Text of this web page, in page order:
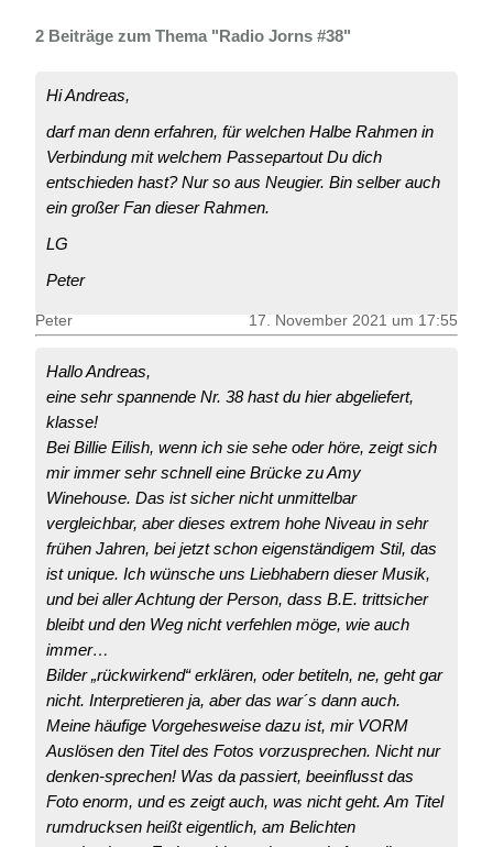
2 Beiträge zum Thema "Radio Jorns #38"
Hi Andreas,
darf man denn erfahren, für welchen Halbe Rahmen in
Verbindung mit welchem Passepartout Du dich
entschieden hast? Nur so aus Neugier. Bin selber auch
ein großer Fan dieser Rahmen.
LG
Peter
Peter 17. November 2021 um 17:55
Hallo Andreas,
eine sehr spannende Nr. 38 hast du hier abgeliefert,
klasse!
Bei Billie Eilish, wenn ich sie sehe oder höre, zeigt sich
mir immer sehr schnell eine Brücke zu Amy
Winehouse. Das ist sicher nicht unmittelbar
vergleichbar, aber dieses extrem hohe Niveau in sehr
frühen Jahren, bei jetzt schon eigenständigem Stil, das
ist unique. Ich wünsche uns Liebhabern dieser Musik,
und bei aller Achtung der Person, dass B.E. trittsicher
bleibt und den Weg nicht verfehlen möge, wie auch
immer…
Bilder „rückwirkend“ erklären, oder betiteln, ne, geht gar
nicht. Interpretieren ja, aber das war´s dann auch.
Meine häufige Vorgehesweise dazu ist, mir VORM
Auslösen den Titel des Fotos vorzusprechen. Nicht nur
denken-sprechen! Was da passiert, beeinflusst das
Foto enorm, und es zeigt auch, was nicht geht. Am Titel
rumdrucksen heißt eigentlich, am Belichten